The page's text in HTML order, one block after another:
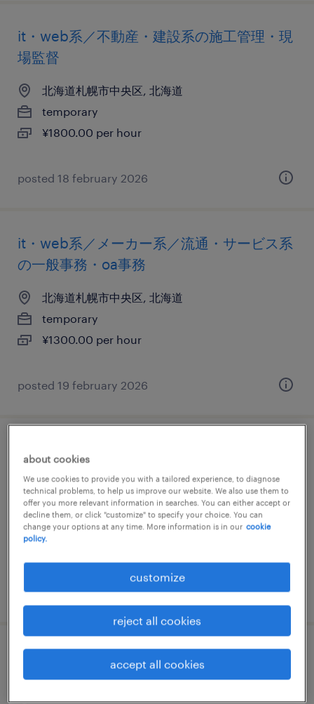
it・web系／不動産・建設系の施工管理・現
場監督
北海道札幌市中央区, 北海道
temporary
¥1800.00 per hour
posted 18 february 2026
it・web系／メーカー系／流通・サービス系
の一般事務・oa事務
北海道札幌市中央区, 北海道
temporary
¥1300.00 per hour
posted 19 february 2026
it・web系／不動産・建設系／流通・サービ
ス系の一般事務・oa事務
北海道札幌市中央区, 北海道
temporary
¥1600.00 per hour
posted 11 march 2026
it・web系／メーカー系／流通・サービス系
のプログラマー
about cookies
We use cookies to provide you with a tailored experience, to diagnose
technical problems, to help us improve our website. We also use them to
offer you more relevant information in searches. You can either accept or
decline them, or click "customize" to specify your choice. You can
change your options at any time. More information is in our cookie
policy.
customize
reject all cookies
accept all cookies